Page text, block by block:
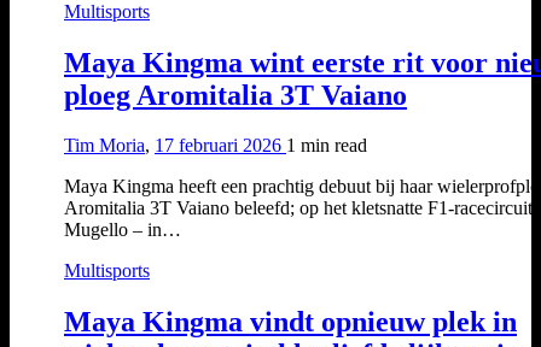
Multisports
Maya Kingma wint eerste rit voor
ploeg Aromitalia 3T Vaiano
Tim Moria, 17 februari 2026 1 min read
Maya Kingma heeft een prachtig debuut bij haar
Aromitalia 3T Vaiano beleefd; op het kletsnatte F1-racecircuit
Mugello – in…
Multisports
Maya Kingma vindt opnieuw plek in